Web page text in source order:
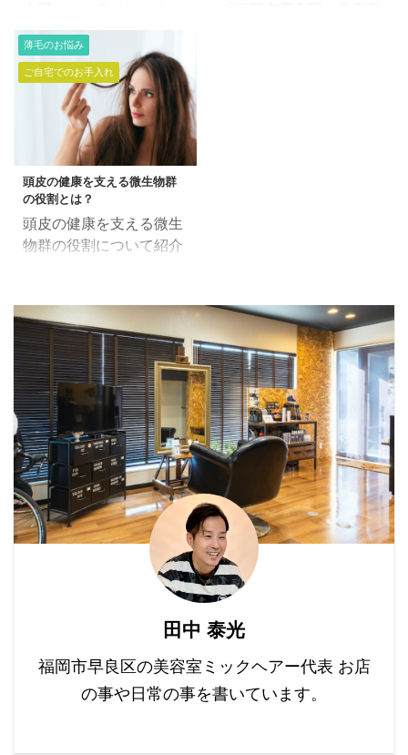
関連の記事にも書いてお
りますので省略します。
ホームケアで使用する
「復元剤」はこちら。 基
本的にはお家でのヘアケ
アが非常に重要ですの
で、 美髪にしていく為に
は必須です。 できれば使
...
ルのメンテナンスとハイ
ライトの入れ直しです。
前回のカラーから、かな
り時間が経過しています
ので、かなり毛先のダメ
ージが気になります。 ヘ
アダメージをメンテナン
スしながら、ヘアカラー
をしていきます。 照明に
よってヘアカラーは見え
方が変わりますので、違
トは動きを出すとさらに
見え方が良いので、巻き
髪で仕上げてみます。 ヘ
アカラーでいつもと違う
変化が欲しい方はチャレ
ンジしてみてください
ね。
子ちゃまの頭皮はキメが
見えるんですよねぇ。。
黄色い頭皮の色だと、ス
トレスによる酸化した状
態で、エイジング毛が増
える要因とも言われてい
ます。 毛の艶がなくな
...
薄毛のお悩み
ご自宅でのお手入れ
頭皮の健康を支える微生物群
の役割とは？
頭皮の健康を支える微生
物群の役割について紹介
られています。 特に、頭
皮の健康には、その上に
生息する微生物群が大き
な役割を果たしていま
す。 この微生物群は、健
康な髪の成長を促進し、
頭皮の病気を予防するこ
とに貢献しています。 目
次 頭皮の微生物群とは？
頭皮の健康における微生
物群の役割 1. 保護バリア
の維持 2. 栄養素の供給
3. 炎症の抑制 まとめ 頭
皮の微生物群とは？ 頭皮
の微生物群は、主に細菌
と真菌から構成されてい
ます。 これらの微生物
は、頭皮の健康を維 ...
田中 泰光
福岡市早良区の美容室ミックヘアー代表 お店
の事や日常の事を書いています。